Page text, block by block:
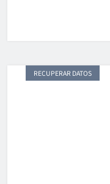
RECUPERAR DATOS